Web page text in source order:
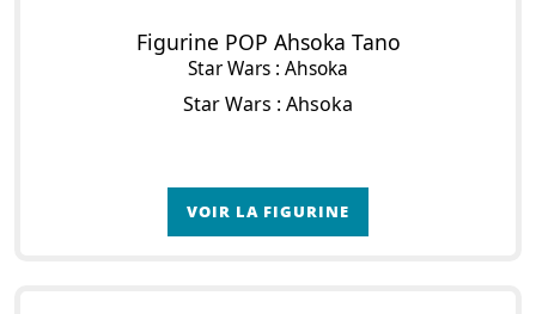
Figurine POP Ahsoka Tano
Star Wars : Ahsoka
Star Wars : Ahsoka
VOIR LA FIGURINE